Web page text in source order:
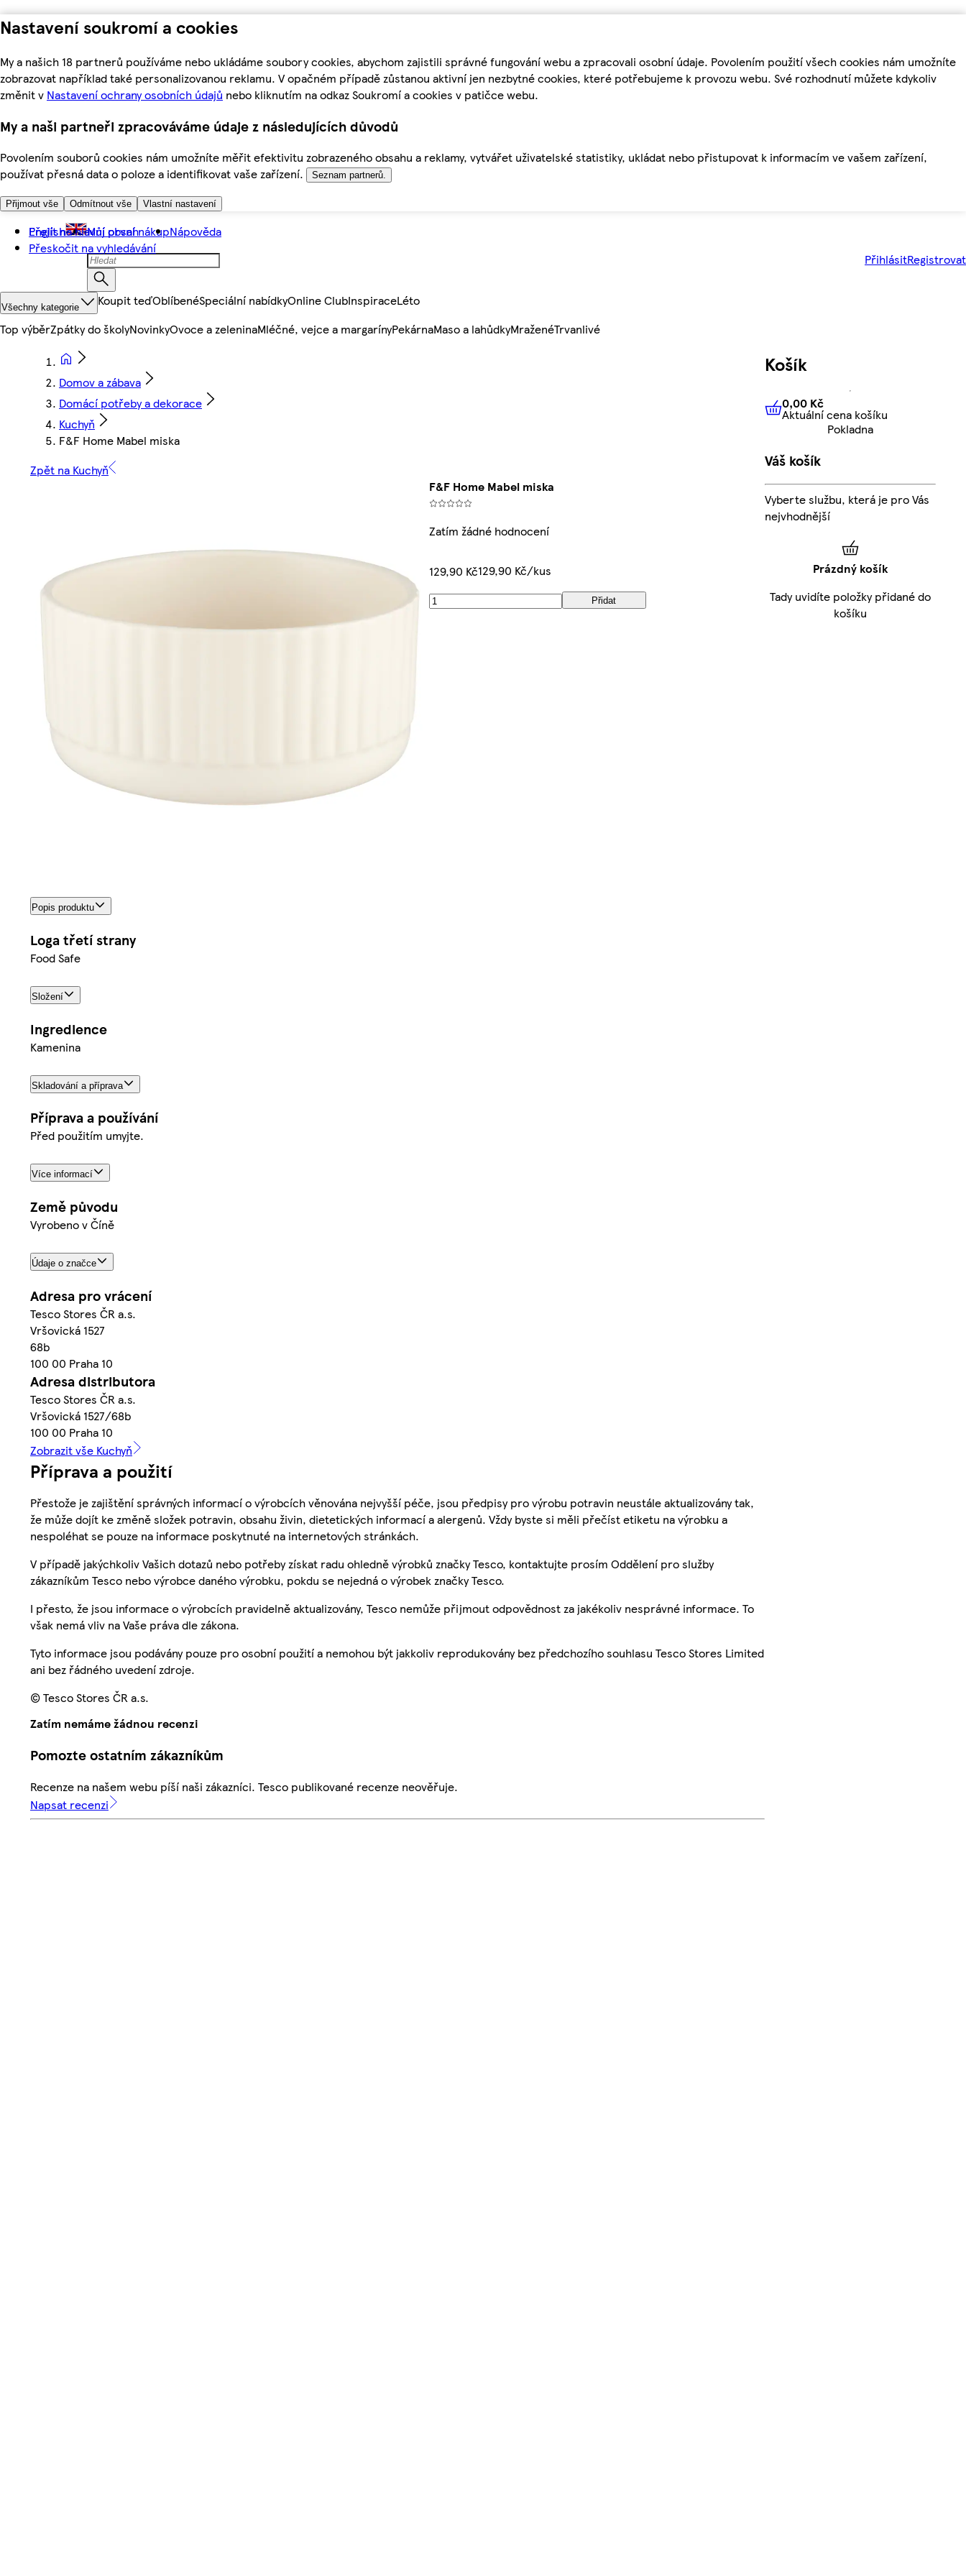
Nastavení soukromí a cookies
My a našich 18 partnerů používáme nebo ukládáme soubory cookies, abychom zajistili správné fungování webu a zpracovali osobní údaje. Povolením použití všech cookies nám umožníte
zobrazovat například také personalizovanou reklamu. V opačném případě zůstanou aktivní jen nezbytné cookies, které potřebujeme k provozu webu. Své rozhodnutí můžete kdykoliv
změnit v Nastavení ochrany osobních údajů nebo kliknutím na odkaz Soukromí a cookies v patičce webu.
My a naši partneři zpracováváme údaje z následujících důvodů
Povolením souborů cookies nám umožníte měřit efektivitu zobrazeného obsahu a reklamy, vytvářet uživatelské statistiky, ukládat nebo přistupovat k informacím ve vašem zařízení,
používat přesná data o poloze a identifikovat vaše zařízení.
Seznam partnerů.
Přijmout vše Odmítnout vše Vlastní nastavení
Přejít na hlavní obsah
Přeskočit na vyhledávání
English Můj první nákupNápověda
PřihlásitRegistrovat
Všechny kategorie Koupit teďOblíbenéSpeciální nabídkyOnline ClubInspiraceLéto
Top výběrZpátky do školyNovinkyOvoce a zeleninaMléčné, vejce a margarínyPekárnaMaso a lahůdkyMraženéTrvanlivé
Domov a zábava
Domácí potřeby a dekorace
Kuchyň
F&F Home Mabel miska
Zpět na Kuchyň
F&F Home Mabel miska
Zatím žádné hodnocení
129,90 Kč129,90 Kč/kus
Přidat
Popis produktu
Loga třetí strany
Food Safe
Složení
Ingredience
Kamenina
Skladování a příprava
Příprava a používání
Před použitím umyjte.
Více informací
Země původu
Vyrobeno v Číně
Údaje o značce
Adresa pro vrácení
Tesco Stores ČR a.s.
Vršovická 1527
68b
100 00 Praha 10
Adresa distributora
Tesco Stores ČR a.s.
Vršovická 1527/68b
100 00 Praha 10
Zobrazit vše Kuchyň
Příprava a použití
Přestože je zajištění správných informací o výrobcích věnována nejvyšší péče, jsou předpisy pro výrobu potravin neustále aktualizovány tak,
že může dojít ke změně složek potravin, obsahu živin, dietetických informací a alergenů. Vždy byste si měli přečíst etiketu na výrobku a
nespoléhat se pouze na informace poskytnuté na internetových stránkách.
V případě jakýchkoliv Vašich dotazů nebo potřeby získat radu ohledně výrobků značky Tesco, kontaktujte prosím Oddělení pro služby
zákazníkům Tesco nebo výrobce daného výrobku, pokdu se nejedná o výrobek značky Tesco.
I přesto, že jsou informace o výrobcích pravidelně aktualizovány, Tesco nemůže přijmout odpovědnost za jakékoliv nesprávné informace. To
však nemá vliv na Vaše práva dle zákona.
Tyto informace jsou podávány pouze pro osobní použití a nemohou být jakkoliv reprodukovány bez předchozího souhlasu Tesco Stores Limited
ani bez řádného uvedení zdroje.
© Tesco Stores ČR a.s.
Zatím nemáme žádnou recenzi
Pomozte ostatním zákazníkům
Recenze na našem webu píší naši zákazníci. Tesco publikované recenze neověřuje.
Napsat recenzi
Košík
0,00 KčAktuální cena košíku
0,00 Kč
Aktuální cena košíku
Pokladna
Váš košík
Vyberte službu, která je pro Vás
nejvhodnější
Prázdný košík
Tady uvidíte položky přidané do
košíku